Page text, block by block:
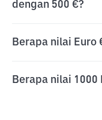
dengan 500 €?
Berapa nilai Euro
Berapa nilai 1000